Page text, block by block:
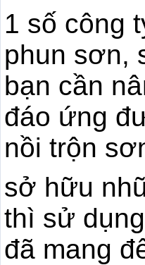
1 số công
phun sơn,
bạn cần
đáo ứng
nồi trộn
sở hữu
thì sử
đã mang